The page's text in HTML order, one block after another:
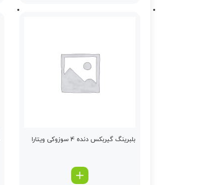
بلبرینگ گیربكس دنده 4 سوزوکی ویتارا